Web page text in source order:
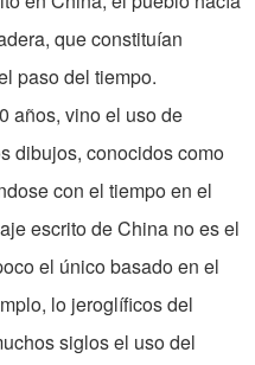
que constituían
paso del tiempo.
años, vino el uso de
dibujos, conocidos como
con el tiempo en el
escrito de China no es el
el único basado en el
lo jeroglíficos del
siglos el uso del